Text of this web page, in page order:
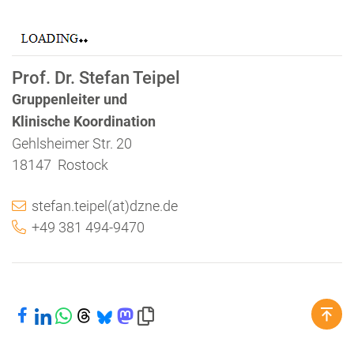
Prof. Dr. Stefan Teipel
Gruppenleiter und
Klinische Koordination
Gehlsheimer Str. 20
18147 Rostock
stefan.teipel(at)dzne.de
+49 381 494-9470
Bei Facebook teilen
Bei LinkedIn teilen
Bei WhatsApp teilen
Bei Threads teilen
Bei Bluesky teilen
Bei Mastodon teilen
Link in die Zwischenablage kopieren